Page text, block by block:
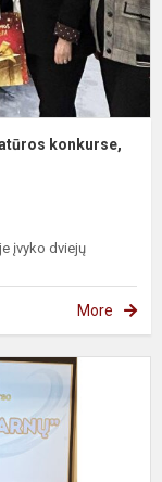
konkurse,
įvyko dviejų
More